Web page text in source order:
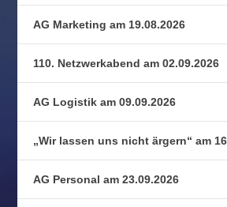
AG Marketing am 19.08.2026
110. Netzwerkabend am 02.09.2026
AG Logistik am 09.09.2026
„Wir lassen uns nicht ärgern“ am
AG Personal am 23.09.2026